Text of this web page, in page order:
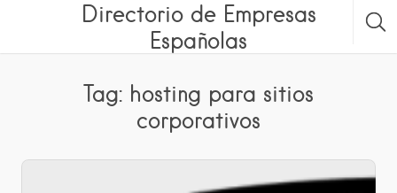
Directorio de Empresas
Españolas
Tag: hosting para sitios
corporativos